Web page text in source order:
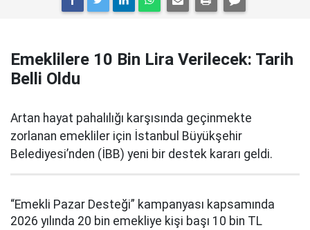
Emeklilere 10 Bin Lira Verilecek: Tarih
Belli Oldu
Artan hayat pahalılığı karşısında geçinmekte
zorlanan emekliler için İstanbul Büyükşehir
Belediyesi’nden (İBB) yeni bir destek kararı geldi.
“Emekli Pazar Desteği” kampanyası kapsamında
2026 yılında 20 bin emekliye kişi başı 10 bin TL